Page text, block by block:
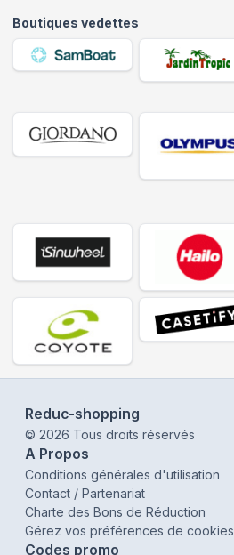
Boutiques vedettes
Reduc-shopping
© 2026 Tous droits réservés
A Propos
Conditions générales d'utilisation
Contact / Partenariat
Charte des Bons de Réduction
Gérez vos préférences de cookies
Codes promo